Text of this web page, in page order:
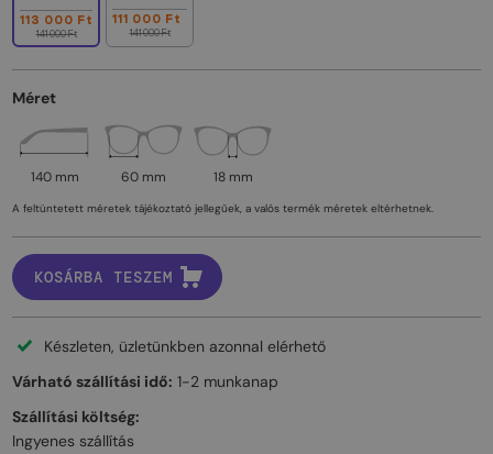
113 000 Ft
141 000 Ft
111 000 Ft
141 000 Ft
Méret
140 mm 60 mm 18 mm
A feltüntetett méretek tájékoztató jellegűek, a valós termék méretek eltérhetnek.
KOSÁRBA TESZEM
Készleten, üzletünkben azonnal elérhető
Várható szállítási idő: 1-2 munkanap
Szállítási költség:
Ingyenes szállítás